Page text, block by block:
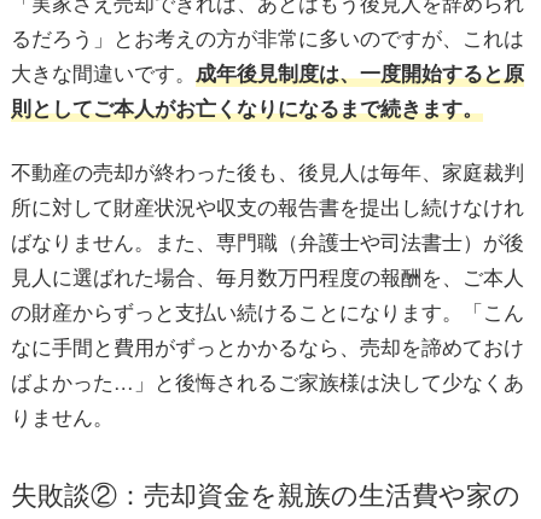
るだろう」とお考えの方が非常に多いのですが、これは
大きな間違いです。 成年後見制度は、一度開始すると原
則としてご本人がお亡くなりになるまで続きます。
不動産の売却が終わった後も、後見人は毎年、家庭裁判
所に対して財産状況や収支の報告書を提出し続けなけれ
ばなりません。また、専門職（弁護士や司法書士）が後
見人に選ばれた場合、毎月数万円程度の報酬を、ご本人
の財産からずっと支払い続けることになります。「こん
なに手間と費用がずっとかかるなら、売却を諦めておけ
ばよかった…」と後悔されるご家族様は決して少なくあ
りません。
失敗談②：売却資金を親族の生活費や家の